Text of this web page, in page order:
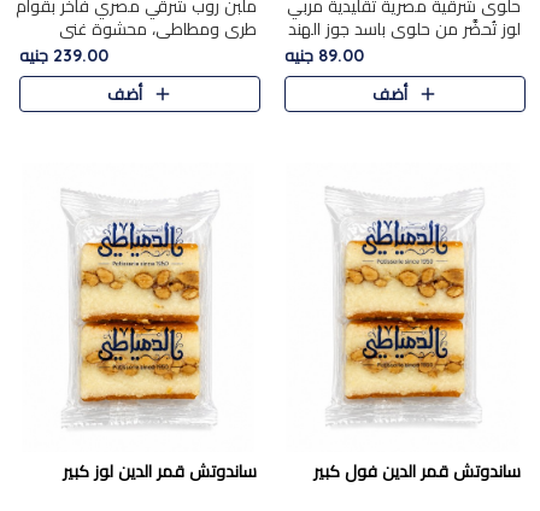
حلوى شرقية مصرية تقليدية مربي
لوز تُحضَّر من حلوى باسد جوز الهند
بقوام طري ومذاق غني، وتُزين
وتغطاه بقطع اللوز الفاخر التي
تضيف لمسة مميزة م..
89.00 جنيه
أضف
ملبن روب شرقي مصري فاخر بقوام
طري ومطاطي، محشوة غني
بسخاء بقطع عين الجمل واللوز
الفاخر التي تضيف قرمشة مميزة
ومرضية ونكهة ناتي غنية في كل
239.00 جنيه
أضف
ساندوتش قمر الدين فول كبير ساندوتش قمر الدين لوز كبير